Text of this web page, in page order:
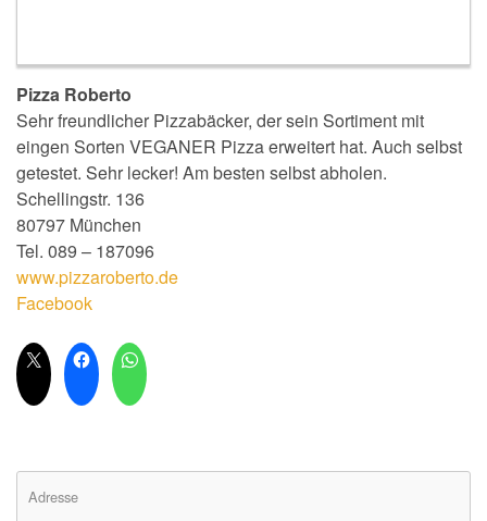
Pizza Roberto
Sehr freundlicher Pizzabäcker, der sein Sortiment mit
eingen Sorten VEGANER Pizza erweitert hat. Auch selbst
getestet. Sehr lecker! Am besten selbst abholen.
Schellingstr. 136
80797 München
Tel. 089 – 187096
www.pizzaroberto.de
Facebook
Adresse